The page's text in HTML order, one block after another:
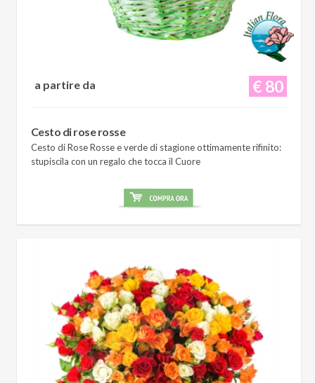
€ 80
a partire da
Cesto di rose rosse
Cesto di Rose Rosse e verde di stagione ottimamente rifinito:
stupiscila con un regalo che tocca il Cuore